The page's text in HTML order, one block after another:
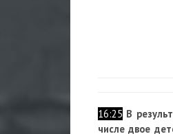
16:25 В
числе двое